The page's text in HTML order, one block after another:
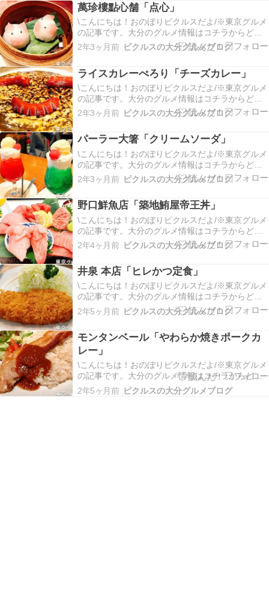
よ。「看板」オープンは11時からで、お店自体
は…
萬珍樓點心舗「点心」
\こんにちは！おのぼりピクルスだよ/※東京グルメ
の記事です。大分のグルメ情報はコチラからどう
ぞ今回は横浜中華街にある「萬珍樓點心舗(マンチ
ンロウテンシンポ)」さんに行ってきたよ！ここは
いるお店みたい。朝から空いているみたいで、モ
ーニング…
2年3ヶ月前 ピクルスの大分グルメブログ
ライスカレーぺろり「チーズカレー」
\こんにちは！おのぼりピクルスだよ/※東京グルメ
の記事です。大分のグルメ情報はコチラからどう
ぞ今回は目黒区にあるカレー屋「ライスカレーぺ
ろり」さんに行ってきたよ。場所は目黒駅から歩
板」中はカウンター席のみで狭いから、あんまり
大荷物だと…
2年3ヶ月前 ピクルスの大分グルメブログ
パーラー大箸「クリームソーダ」
\こんにちは！おのぼりピクルスだよ/※東京グルメ
の記事です。大分のグルメ情報はコチラからどう
ぞ今回は渋谷区にあるカフェ「パーラー大箸」さ
んに行ってきたよ！場所は東急プラザ渋谷の6Fだ
に置かれているQRコードでするよ。「いちごみる
くのクリ…
2年3ヶ月前 ピクルスの大分グルメブログ
野口鮮魚店「築地鮪屋帝王丼」
\こんにちは！おのぼりピクルスだよ/※東京グルメ
の記事です。大分のグルメ情報はコチラからどう
ぞ今回は墨田区の東駒形にある海鮮丼のお店「野
口鮮魚店」さんに行ってきたよ。最寄駅は本所吾
もやや距離があるけど歩いていけるよ！狙うのは1
日2食限定…
2年4ヶ月前 ピクルスの大分グルメブログ
井泉 本店「ヒレかつ定食」
\こんにちは！おのぼりピクルスだよ/※東京グルメ
の記事です。大分のグルメ情報はコチラからどう
ぞ今回は上野御徒町方面にある老舗とんかつ屋
「井泉 本店」に行ってきたよ。箸で切れるとんか
観」土曜日のオープン20分前ぐらいからどんどん
行列が出来て…
2年5ヶ月前 ピクルスの大分グルメブログ
モンタンベール「やわらか焼きポークカ
レー」
\こんにちは！おのぼりピクルスだよ/※東京グルメ
の記事です。大分のグルメ情報はコチラからどう
ぞ​今回は恵比寿にあるおいしいカレー屋「モンタ
ンベール」さんに行ってきたよ。恵比寿駅からも
2年5ヶ月前 ピクルスの大分グルメブログ